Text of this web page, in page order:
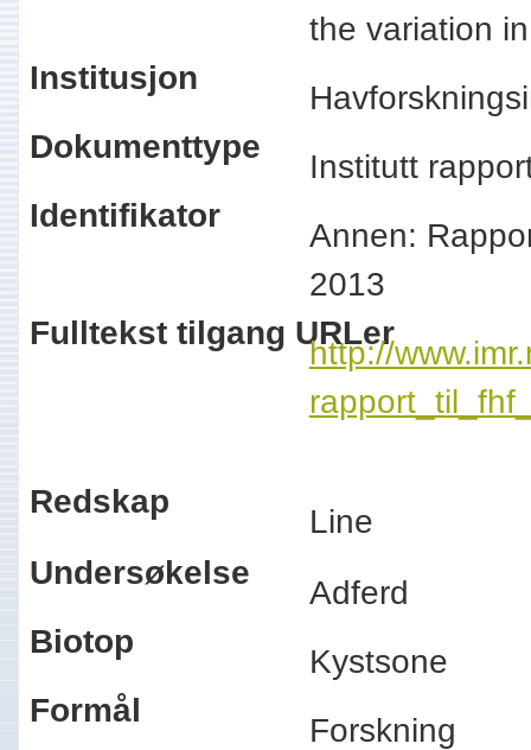
the variation
Institusjon
Dokumenttype
Institutt
Identifikator
Annen:
2013
Fulltekst tilgang URLer
http://
Redskap
Line
Undersøkelse
Adferd
Biotop
Kystsone
Formål
Forskning